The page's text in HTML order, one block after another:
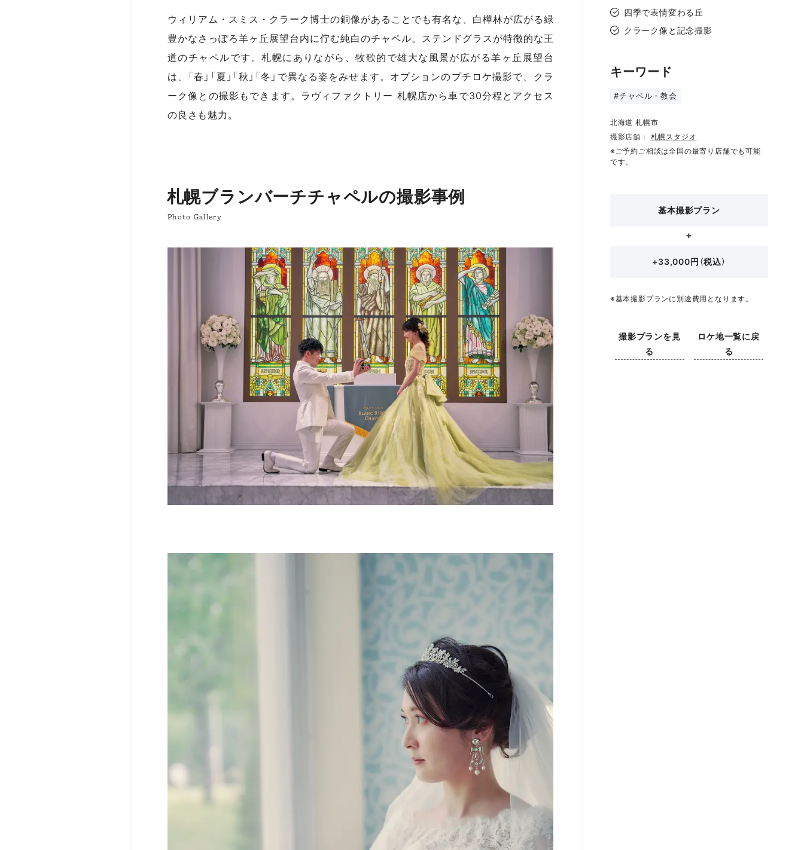
ウィリアム・スミス・クラーク博士の銅像があることでも有名な、白樺林が広がる緑
豊かなさっぽろ羊ヶ丘展望台内に佇む純白のチャペル。ステンドグラスが特徴的な王
道のチャペルです。札幌にありながら、牧歌的で雄大な風景が広がる羊ヶ丘展望台
は、「春」「夏」「秋」「冬」で異なる姿をみせます。オプションのプチロケ撮影で、クラ
ーク像との撮影もできます。ラヴィファクトリー 札幌店から車で30分程とアクセス
の良さも魅力。
札幌ブランバーチチャペルの撮影事例
Photo Gallery
四季で表情変わる丘
クラーク像と記念撮影
キーワード
#チャペル・教会
北海道 札幌市
撮影店舗： 札幌スタジオ
※ご予約ご相談は全国の最寄り店舗でも可能
です。
基本撮影プラン
+33,000円（税込）
※基本撮影プランに別途費用となります。
撮影プランを見
る
ロケ地一覧に戻
る